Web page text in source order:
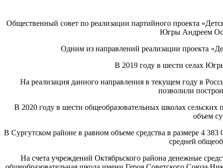
Общественный совет по реализации партийного проекта
Югры Андреем
Одним из направлений реализации проекта
В 2019 году в шести селах
На реализация данного направления в текущем году в
позволили
В 2020 году в шести общеобразовательных школах сельских
объем
В Сургутском районе в равном объеме средства в размере 4
средней
На счета учреждений Октябрьского района денежные